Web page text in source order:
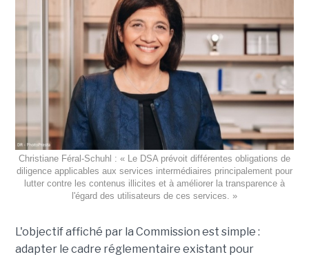
Christiane Féral-Schuhl : « Le DSA prévoit différentes obligations de
diligence applicables aux services intermédiaires principalement pour
lutter contre les contenus illicites et à améliorer la transparence à
l'égard des utilisateurs de ces services. »
L'objectif affiché par la Commission est simple :
adapter le cadre réglementaire existant pour